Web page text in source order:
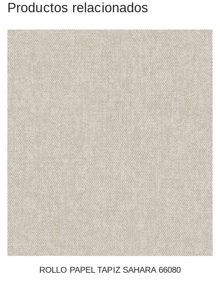
Productos relacionados
ROLLO PAPEL TAPIZ SAHARA 66080